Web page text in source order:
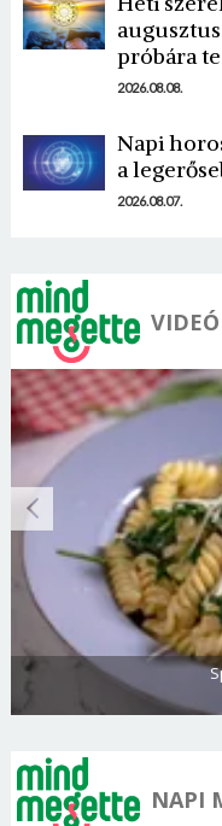
próbára
2026.08.08.
Napi
a
2026.08.07.
NAPI
E-mail cím vagy